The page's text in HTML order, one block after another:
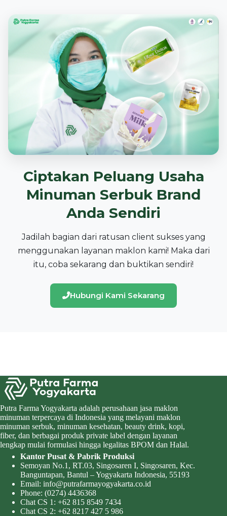
Ciptakan Peluang Usaha
Minuman Serbuk Brand
Anda Sendiri
Jadilah bagian dari ratusan client sukses yang
menggunakan layanan maklon kami! Maka dari
itu, coba sekarang dan buktikan sendiri!
Hubungi Kami Sekarang
Putra Farma Yogyakarta adalah perusahaan jasa maklon
minuman terpercaya di Indonesia yang melayani maklon
minuman serbuk, minuman kesehatan, beauty drink, kopi,
fiber, dan berbagai produk private label dengan layanan
lengkap mulai formulasi hingga legalitas BPOM dan Halal.
Kantor Pusat & Pabrik Produksi
Semoyan No.1, RT.03, Singosaren I, Singosaren, Kec.
Banguntapan, Bantul – Yogyakarta Indonesia, 55193
Email: info@putrafarmayogyakarta.co.id
Phone: (0274) 4436368
Chat CS 1: +62 815 8549 7434
Chat CS 2: +62 8217 427 5 986